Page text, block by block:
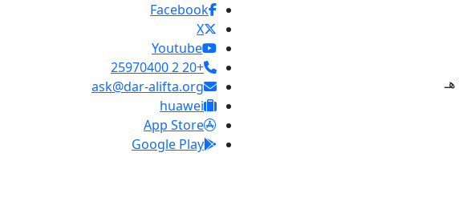
Facebook
X
Youtube
+20 2 25970400
ask@dar-alifta.org
huawei
App Store
Google Play